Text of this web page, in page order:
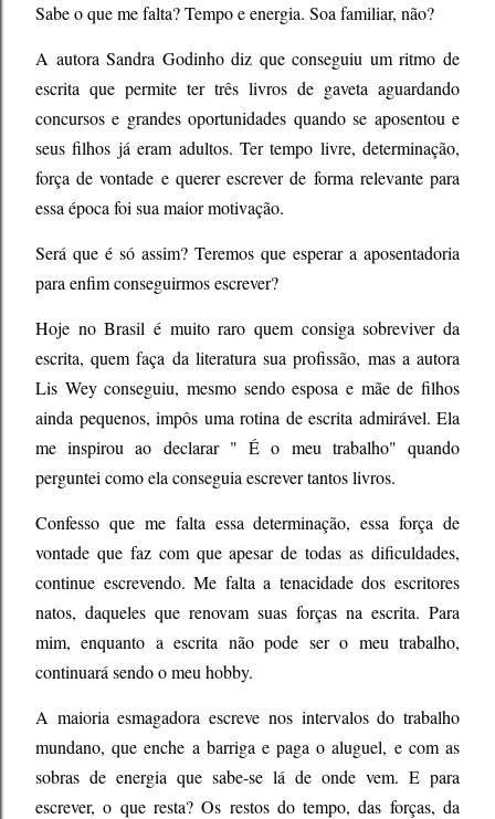
Sabe o que me falta? Tempo e energia. Soa familiar, não?
A autora Sandra Godinho diz que conseguiu um ritmo de
escrita que permite ter três livros de gaveta aguardando
concursos e grandes oportunidades quando se aposentou e
seus filhos já eram adultos. Ter tempo livre, determinação,
força de vontade e querer escrever de forma relevante para
essa época foi sua maior motivação.
Será que é só assim? Teremos que esperar a aposentadoria
para enfim conseguirmos escrever?
Hoje no Brasil é muito raro quem consiga sobreviver da
escrita, quem faça da literatura sua profissão, mas a autora
Lis Wey conseguiu, mesmo sendo esposa e mãe de filhos
ainda pequenos, impôs uma rotina de escrita admirável. Ela
me inspirou ao declarar " É o meu trabalho" quando
perguntei como ela conseguia escrever tantos livros.
Confesso que me falta essa determinação, essa força de
vontade que faz com que apesar de todas as dificuldades,
continue escrevendo. Me falta a tenacidade dos escritores
natos, daqueles que renovam suas forças na escrita. Para
mim, enquanto a escrita não pode ser o meu trabalho,
continuará sendo o meu hobby.
A maioria esmagadora escreve nos intervalos do trabalho
mundano, que enche a barriga e paga o aluguel, e com as
sobras de energia que sabe-se lá de onde vem. E para
escrever, o que resta? Os restos do tempo, das forças, da